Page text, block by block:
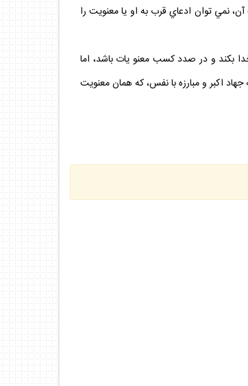
توان ادعاي قرب به او يا معنويت را
بكند و در صدد كسب معنو يات باشد، اما
اكبر و مبارزه با نفس، كه همان معنويت